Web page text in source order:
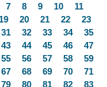
7 8 9 10
11
19 20 21 22
23
31 32 33 34
35
43 44 45 46
47
55 56 57 58
59
67 68 69 70
71
79 80 81 82
83